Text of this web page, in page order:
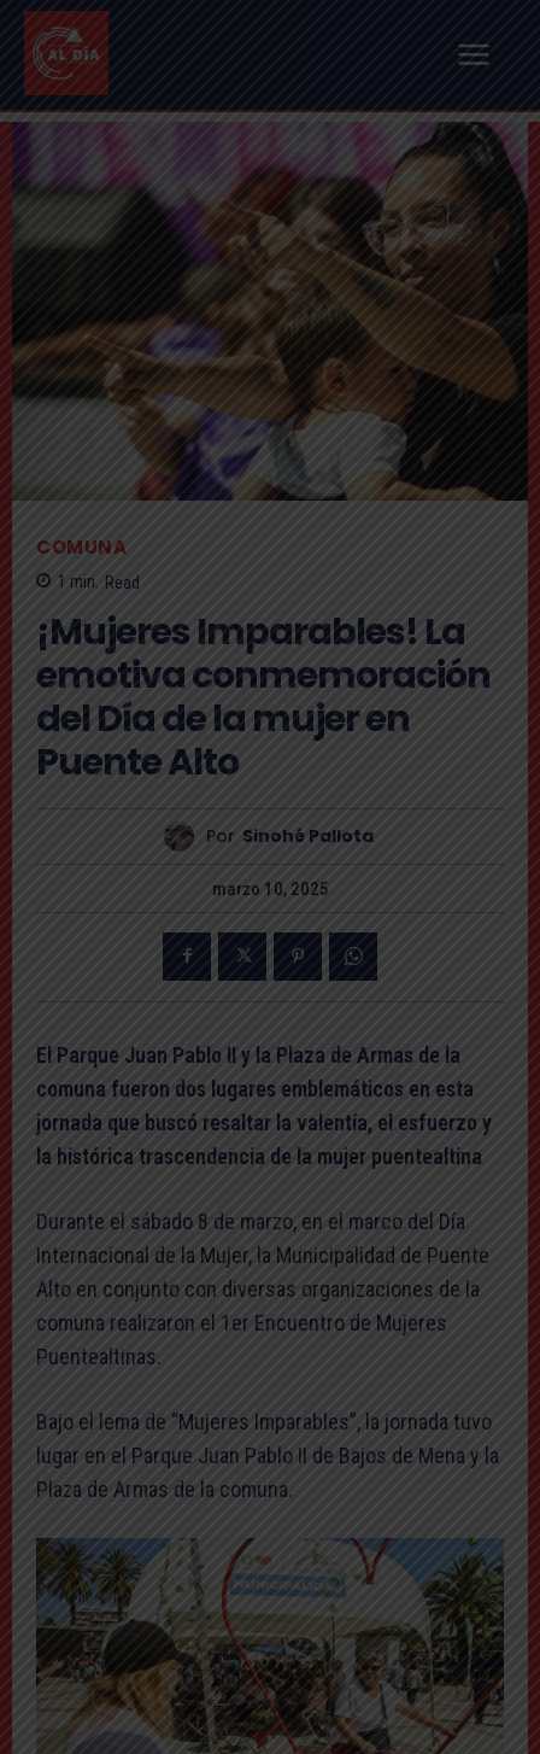
COMUNA
1 min. Read
¡Mujeres Imparables! La
emotiva conmemoración
del Día de la mujer en
Puente Alto
Por Sinohé Pallota
marzo 10, 2025
El Parque Juan Pablo II y la Plaza de Armas de la
comuna fueron dos lugares emblemáticos en esta
jornada que buscó resaltar la valentía, el esfuerzo y
la histórica trascendencia de la mujer puentealtina
Durante el sábado 8 de marzo, en el marco del Día
Internacional de la Mujer, la Municipalidad de Puente
Alto en conjunto con diversas organizaciones de la
comuna realizaron el 1er Encuentro de Mujeres
Puentealtinas.
Bajo el lema de “Mujeres Imparables”, la jornada tuvo
lugar en el Parque Juan Pablo II de Bajos de Mena y la
Plaza de Armas de la comuna.